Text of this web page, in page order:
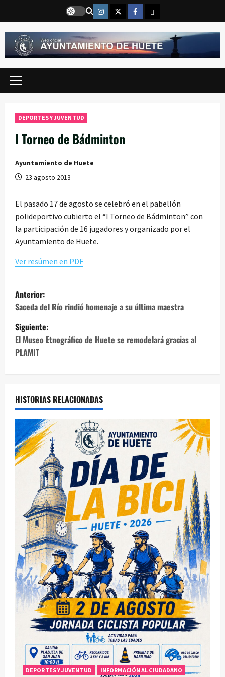
contenido
Instragram
TwitterFacebook
Email
Menú
DEPORTES Y JUVENTUD
I Torneo de Bádminton
Ayuntamiento de Huete
23 agosto 2013
El pasado 17 de agosto se celebró en el pabellón
polideportivo cubierto el “I Torneo de Bádminton” con
la participación de 16 jugadores y organizado por el
Ayuntamiento de Huete.
Ver resúmen en PDF
N
a
v
e
g
a
c
i
ó
e
n
t
r
Anterior:
Saceda del Río rindió homenaje a su última maestra
Siguiente:
El Museo Etnográfico de Huete se remodelará gracias al
PLAMIT
HISTORIAS RELACIONADAS
DEPORTES Y JUVENTUD
INFORMACIÓN AL CIUDADANO